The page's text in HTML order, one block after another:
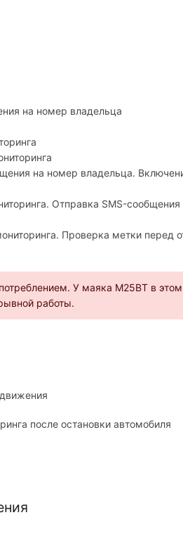
на номер владельца
на номер владельца.
Отправка SMS-
Проверка метки перед
У маяка M25BT в
работы.
после остановки автомобиля